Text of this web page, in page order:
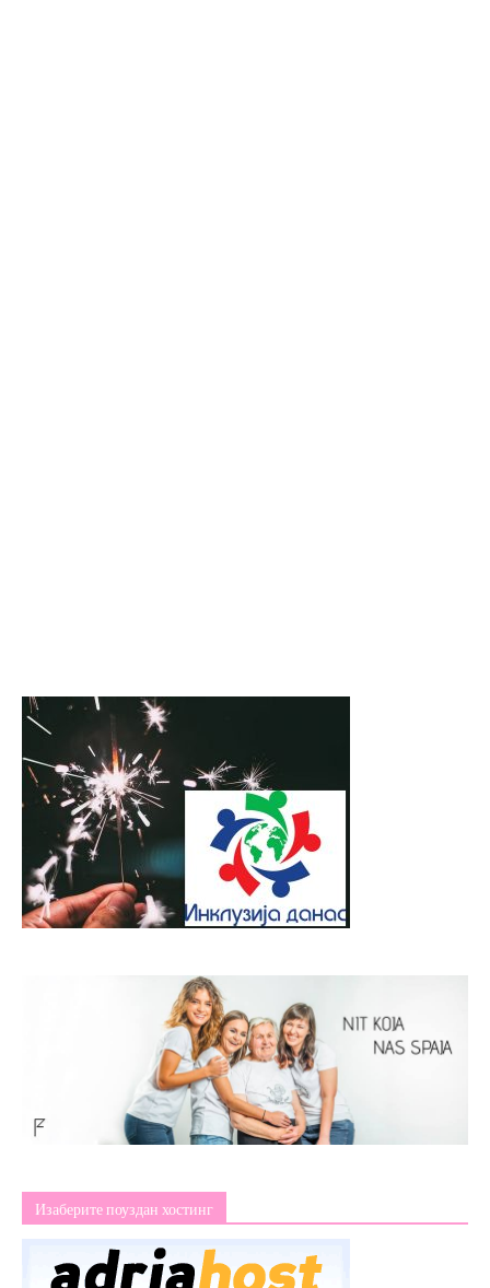
Изаберите поуздан хостинг